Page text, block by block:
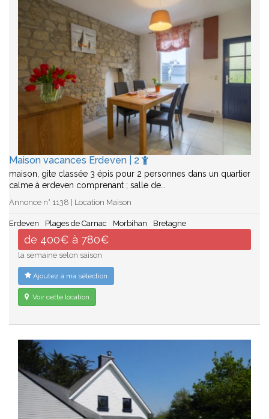
Maison vacances Erdeven | 2
maison, gite classée 3 épis pour 2 personnes dans un quartier
calme à erdeven comprenant ; salle de…
Annonce n° 1138 | Location Maison
Erdeven Plages de Carnac Morbihan Bretagne
de 400€ à 780€
la semaine selon saison
Ajoutez à ma sélection
Voir cette location